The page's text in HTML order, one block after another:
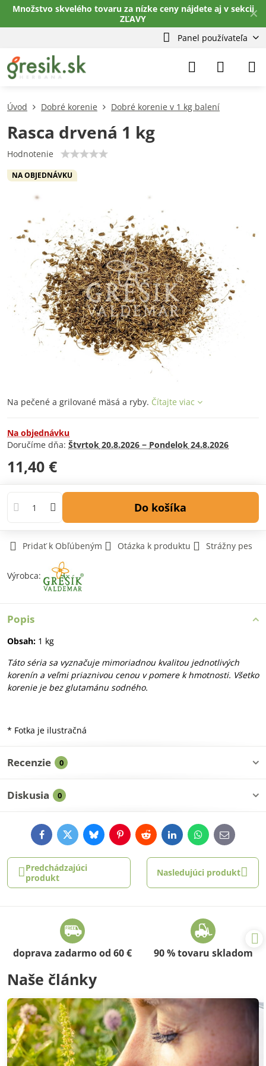
✕
Množstvo skvelého tovaru za nízke ceny nájdete aj v sekcii
ZĽAVY
Panel používateľa
NA OBJEDNÁVKU
Úvod Dobré korenie Dobré korenie v 1 kg balení
Rasca drvená 1 kg
Hodnotenie
Na pečené a grilované mäsá a ryby. Čítajte viac
Na objednávku
Doručíme dňa: Štvrtok 20.8.2026 − Pondelok 24.8.2026
11,40 €
Do košíka
Pridať k Obľúbeným Otázka k produktu Strážny pes
Výrobca:
Popis
Obsah: 1 kg
Táto séria sa vyznačuje mimoriadnou kvalitou jednotlivých
korenín a veľmi priaznivou cenou v pomere k hmotnosti. Všetko
korenie je bez glutamánu sodného.
* Fotka je ilustračná
Recenzie 0
Diskusia 0
FacebookTwitterBlueskyPinterestRedditLinkedInWhatsApp
E-
mail
Predchádzajúci
produkt
Nasledujúci produkt
doprava zadarmo od 60 € 90 % tovaru skladom
Naše články